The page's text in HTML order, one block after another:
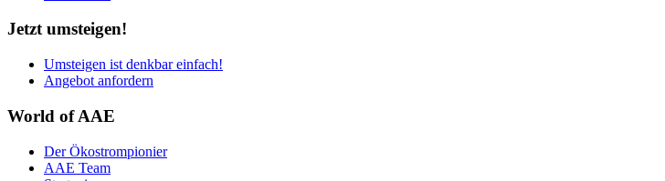
Jetzt umsteigen!
Umsteigen ist denkbar einfach!
Angebot anfordern
World of AAE
Der Ökostrompionier
AAE Team